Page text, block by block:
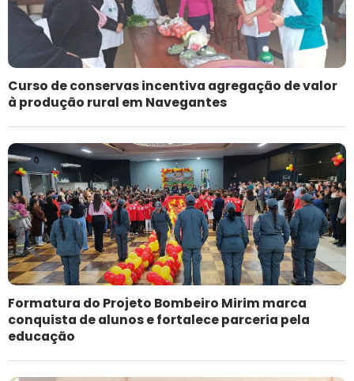
Curso de conservas incentiva agregação de valor
à produção rural em Navegantes
Formatura do Projeto Bombeiro Mirim marca
conquista de alunos e fortalece parceria pela
educação